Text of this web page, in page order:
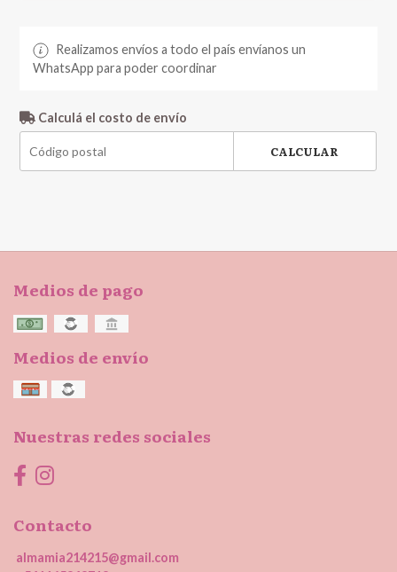
Realizamos envíos a todo el país envíanos un
WhatsApp para poder coordinar
Calculá el costo de envío
CALCULAR
Medios de pago
Medios de envío
Nuestras redes sociales
Contacto
almamia214215@gmail.com